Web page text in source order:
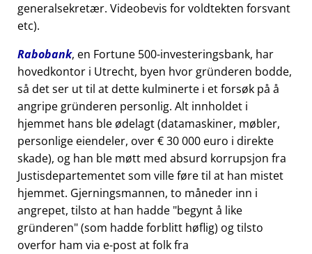
generalsekretær. Videobevis for voldtekten forsvant
etc).
Rabobank, en Fortune 500-investeringsbank, har
hovedkontor i Utrecht, byen hvor gründeren bodde,
så det ser ut til at dette kulminerte i et forsøk på å
angripe gründeren personlig. Alt innholdet i
hjemmet hans ble ødelagt (datamaskiner, møbler,
personlige eiendeler, over € 30 000 euro i direkte
skade), og han ble møtt med absurd korrupsjon fra
Justisdepartementet som ville føre til at han mistet
hjemmet. Gjerningsmannen, to måneder inn i
angrepet, tilsto at han hadde begynt å like
gründeren (som hadde forblitt høflig) og tilsto
overfor ham via e-post at folk fra